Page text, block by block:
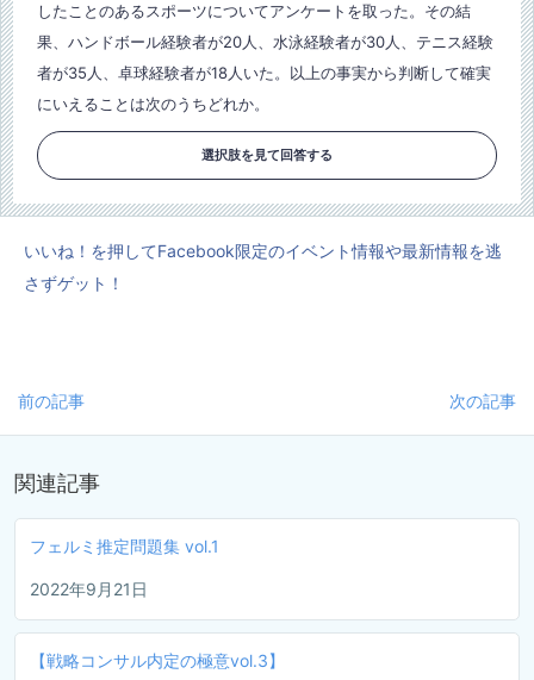
したことのあるスポーツについてアンケートを取った。その結
果、ハンドボール経験者が20人、水泳経験者が30人、テニス経験
者が35人、卓球経験者が18人いた。以上の事実から判断して確実
にいえることは次のうちどれか。
選択肢を見て回答する
いいね！を押してFacebook限定のイベント情報や最新情報を逃
さずゲット！
前の記事 次の記事
関連記事
フェルミ推定問題集 vol.1
2022年9月21日
【戦略コンサル内定の極意vol.3】